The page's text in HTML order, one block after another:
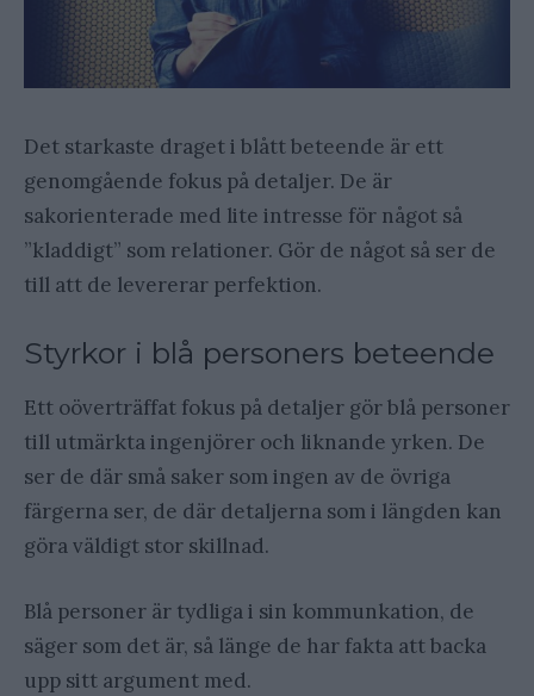
Det starkaste draget i blått beteende är ett
genomgående fokus på detaljer. De är
sakorienterade med lite intresse för något så
”kladdigt” som relationer. Gör de något så ser de
till att de levererar perfektion.
Styrkor i blå personers beteende
Ett oöverträffat fokus på detaljer gör blå personer
till utmärkta ingenjörer och liknande yrken. De
ser de där små saker som ingen av de övriga
färgerna ser, de där detaljerna som i längden kan
göra väldigt stor skillnad.
Blå personer är tydliga i sin kommunkation, de
säger som det är, så länge de har fakta att backa
upp sitt argument med.